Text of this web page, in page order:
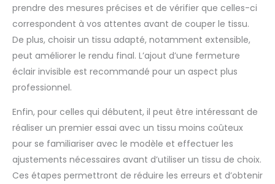
prendre des mesures précises et de vérifier que celles-ci
correspondent à vos attentes avant de couper le tissu.
De plus, choisir un tissu adapté, notamment extensible,
peut améliorer le rendu final. L’ajout d’une fermeture
éclair invisible est recommandé pour un aspect plus
professionnel.
Enfin, pour celles qui débutent, il peut être intéressant de
réaliser un premier essai avec un tissu moins coûteux
pour se familiariser avec le modèle et effectuer les
ajustements nécessaires avant d’utiliser un tissu de choix.
Ces étapes permettront de réduire les erreurs et d’obtenir